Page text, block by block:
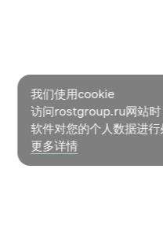
我们使用cookie
访问rostgroup.ru网站时
软件对您的个人数据进行
更多详情